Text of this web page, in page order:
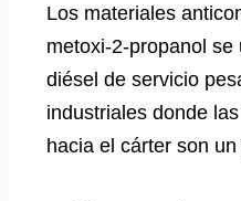
Los materiales
metoxi-2-propanol
diésel de servicio
industriales donde
hacia el cárter son